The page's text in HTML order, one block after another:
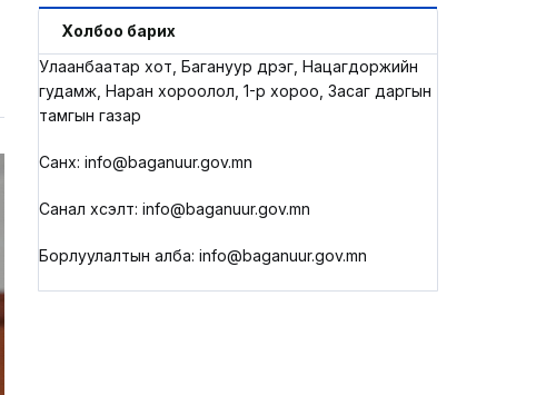
АВЛИГА МЭДЭЭ
Холбоо барих
Улаанбаатар хот, Багануур дүүрэг, Нацагдоржийн
гудамж, Наран хороолол, 1-р хороо, Засаг даргын
тамгын газар
Санхүү: info@baganuur.gov.mn
Санал хүсэлт: info@baganuur.gov.mn
Борлуулалтын алба: info@baganuur.gov.mn